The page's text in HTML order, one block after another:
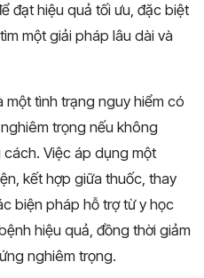
đạt hiệu quả tối ưu, đặc biệt
một giải pháp lâu dài và
một tình trạng nguy hiểm có
trọng nếu không
Việc áp dụng một
kết hợp giữa thuốc, thay
biện pháp hỗ trợ từ y học
hiệu quả, đồng thời giảm
nghiêm trọng.